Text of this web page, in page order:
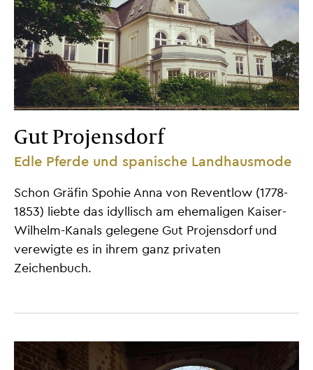
Gut Projensdorf
Edle Pferde und spanische Landhausmode
Schon Gräfin Spohie Anna von Reventlow (1778-
1853) liebte das idyllisch am ehemaligen Kaiser-
Wilhelm-Kanals gelegene Gut Projensdorf und
verewigte es in ihrem ganz privaten
Zeichenbuch.